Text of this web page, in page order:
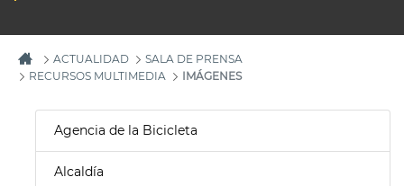
ACTUALIDAD
SALA DE PRENSA
RECURSOS MULTIMEDIA
IMÁGENES
Agencia de la Bicicleta
Alcaldía